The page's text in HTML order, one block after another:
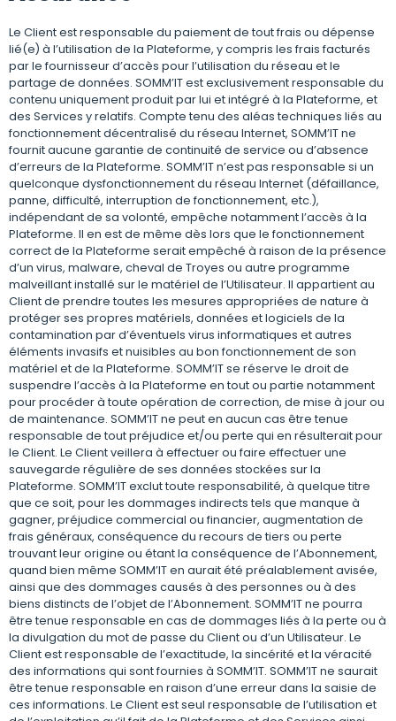
Le Client est responsable du paiement de tout frais ou dépense
lié(e) à l’utilisation de la Plateforme, y compris les frais facturés
par le fournisseur d’accès pour l’utilisation du réseau et le
partage de données. SOMM’IT est exclusivement responsable du
contenu uniquement produit par lui et intégré à la Plateforme, et
des Services y relatifs. Compte tenu des aléas techniques liés au
fonctionnement décentralisé du réseau Internet, SOMM’IT ne
fournit aucune garantie de continuité de service ou d’absence
d’erreurs de la Plateforme. SOMM’IT n’est pas responsable si un
quelconque dysfonctionnement du réseau Internet (défaillance,
panne, difficulté, interruption de fonctionnement, etc.),
indépendant de sa volonté, empêche notamment l’accès à la
Plateforme. Il en est de même dès lors que le fonctionnement
correct de la Plateforme serait empêché à raison de la présence
d’un virus, malware, cheval de Troyes ou autre programme
malveillant installé sur le matériel de l’Utilisateur. Il appartient au
Client de prendre toutes les mesures appropriées de nature à
protéger ses propres matériels, données et logiciels de la
contamination par d’éventuels virus informatiques et autres
éléments invasifs et nuisibles au bon fonctionnement de son
matériel et de la Plateforme. SOMM’IT se réserve le droit de
suspendre l’accès à la Plateforme en tout ou partie notamment
pour procéder à toute opération de correction, de mise à jour ou
de maintenance. SOMM’IT ne peut en aucun cas être tenue
responsable de tout préjudice et/ou perte qui en résulterait pour
le Client. Le Client veillera à effectuer ou faire effectuer une
sauvegarde régulière de ses données stockées sur la
Plateforme. SOMM’IT exclut toute responsabilité, à quelque titre
que ce soit, pour les dommages indirects tels que manque à
gagner, préjudice commercial ou financier, augmentation de
frais généraux, conséquence du recours de tiers ou perte
trouvant leur origine ou étant la conséquence de l’Abonnement,
quand bien même SOMM’IT en aurait été préalablement avisée,
ainsi que des dommages causés à des personnes ou à des
biens distincts de l’objet de l’Abonnement. SOMM’IT ne pourra
être tenue responsable en cas de dommages liés à la perte ou à
la divulgation du mot de passe du Client ou d’un Utilisateur. Le
Client est responsable de l’exactitude, la sincérité et la véracité
des informations qui sont fournies à SOMM’IT. SOMM’IT ne saurait
être tenue responsable en raison d’une erreur dans la saisie de
ces informations. Le Client est seul responsable de l’utilisation et